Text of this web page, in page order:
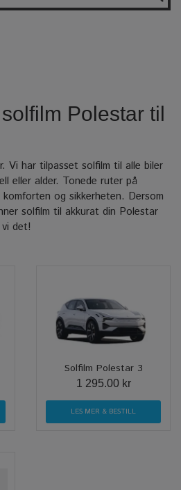
Polestar til
Vi har tilpasset solfilm til alle biler
eller alder. Tonede ruter på
og sikkerheten. Dersom
solfilm til akkurat din Polestar
det!
Solfilm Polestar 3
1 295.00 kr
LES MER & BESTILL